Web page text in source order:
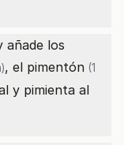
añade los
, el pimentón (1
y pimienta al